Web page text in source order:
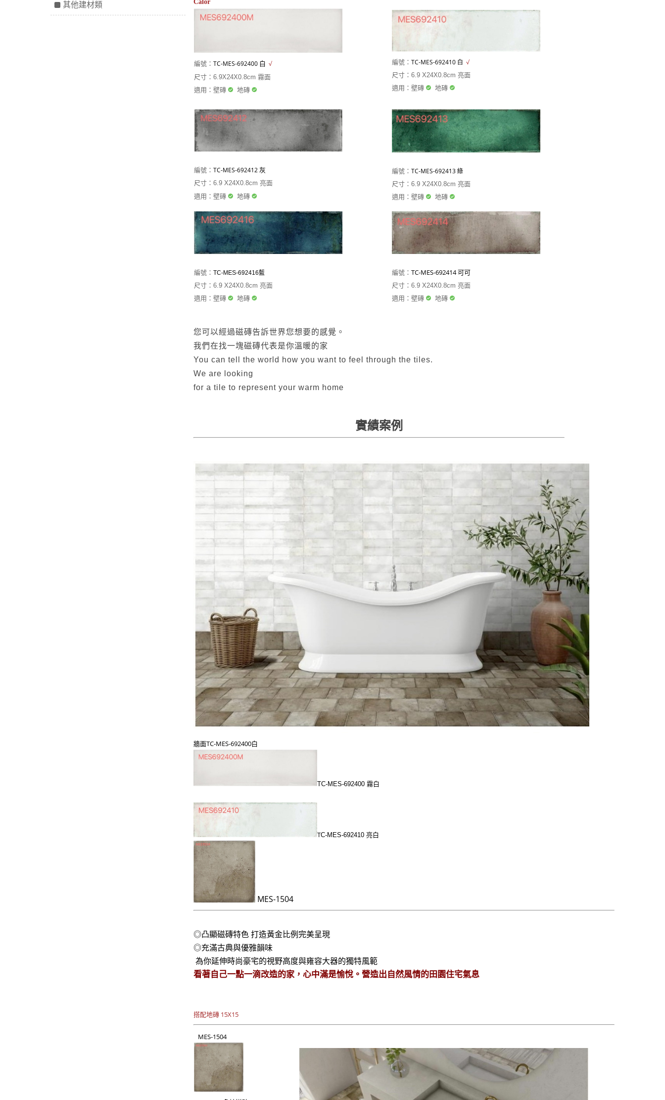
其他建材類
Calor
編號：TC-MES-692400 白 √
尺寸：6.9X24X0.8cm 霧面
適用：壁磚
地磚
編號：TC-MES-692410 白 √
尺寸：6.9 X24X0.8cm 亮面
適用：壁磚
地磚
編號：TC-MES-692412灰
尺寸：6.9 X24X0.8cm 亮面
適用：壁磚
地磚
編號：TC-MES-692413 綠
尺寸：6.9 X24X0.8cm 亮面
適用：壁磚
地磚
編號：TC-MES-692416藍
尺寸：6.9 X24X0.8cm 亮面
適用：壁磚
地磚
編號：TC-MES-692414 可可
尺寸：6.9 X24X0.8cm 亮面
適用：壁磚
地磚
您可以經過磁磚告訴世界您想要的感覺。
我們在找一塊磁磚代表是你溫暖的家
You can tell the world how you want to feel through the tiles.
We are looking
for a tile to represent your warm home
實績案例
牆面TC-MES-692400白
TC-MES-692400 霧白
TC-MES-692410 亮白
MES-1504
◎凸顯磁磚特色 打造黃金比例完美呈現
◎充滿古典與優雅韻味
為你延伸時尚豪宅的視野高度與雍容大器的獨特風範
看著自己一點一滴改造的家，心中滿是愉悅。營造出自然風情的田園住宅氣息
搭配地磚 15X15
MES-1504